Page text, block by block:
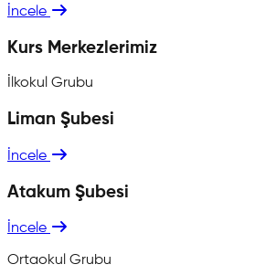
İncele
Kurs Merkezlerimiz
İlkokul Grubu
Liman Şubesi
İncele
Atakum Şubesi
İncele
Ortaokul Grubu